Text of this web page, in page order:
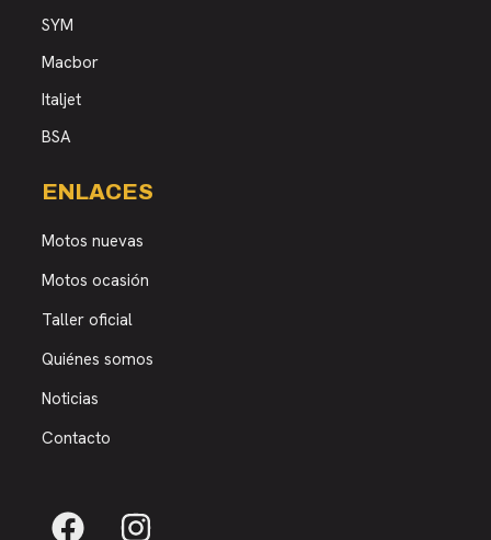
SYM
Macbor
Italjet
BSA
ENLACES
Motos nuevas
Motos ocasión
Taller oficial
Quiénes somos
Noticias
Contacto